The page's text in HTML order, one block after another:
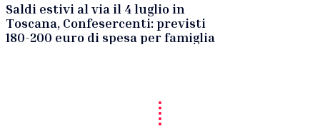
Saldi estivi al via il 4 luglio in
Toscana, Confesercenti: previsti
180-200 euro di spesa per famiglia